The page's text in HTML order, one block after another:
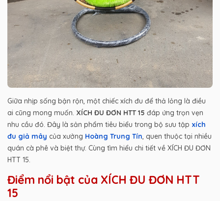
Giữa nhịp sống bận rộn, một chiếc xích đu để thả lỏng là điều
ai cũng mong muốn. XÍCH ĐU ĐƠN HTT 15 đáp ứng trọn vẹn
nhu cầu đó. Đây là sản phẩm tiêu biểu trong bộ sưu tập xích
đu giả mây của xưởng Hoàng Trung Tín, quen thuộc tại nhiều
quán cà phê và biệt thự. Cùng tìm hiểu chi tiết về XÍCH ĐU ĐƠN
HTT 15.
Điểm nổi bật của XÍCH ĐU ĐƠN HTT
15